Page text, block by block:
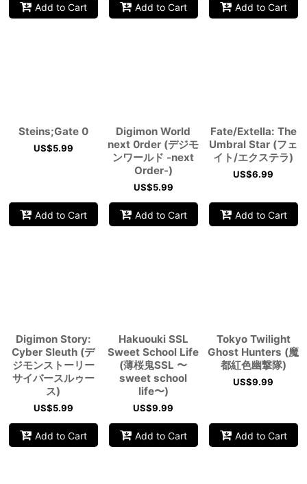
Add to Cart Add to Cart Add to Cart
Steins;Gate 0
US$5.99
Add to Cart
Digimon World
next 0rder (デジモ
ンワールド -next
Order-)
US$5.99
Add to Cart
Fate/Extella: The
Umbral Star (フェ
イト/エクステラ)
US$6.99
Add to Cart
Digimon Story:
Cyber Sleuth (デ
ジモンストーリー
サイバースルゥー
ス)
US$5.99
Add to Cart
Hakuouki SSL
Sweet School Life
(薄桜鬼SSL 〜
sweet school
life〜)
US$9.99
Add to Cart
Tokyo Twilight
Ghost Hunters (魔
都紅色幽撃隊)
US$9.99
Add to Cart